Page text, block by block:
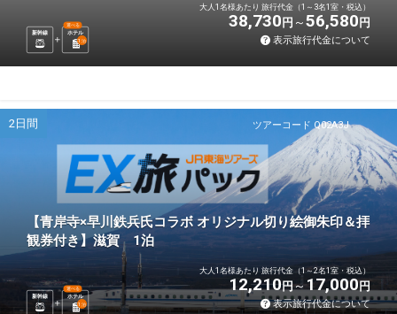
新幹線 ホテル
選べる
1 泊
大人1名様あたり 旅行代金（1～3名1室・税込）
38,730 円 56,580 円
表示旅行代金について
ツアーコード Q02A3J
2日間
【青岸寺×早川鉄兵氏コラボ オリジナル切り絵御朱印＆拝
観券付き】滋賀 1泊
新幹線 ホテル
選べる
1 泊
大人1名様あたり 旅行代金（1～2名1室・税込）
12,210円 17,000円
表示旅行代金について